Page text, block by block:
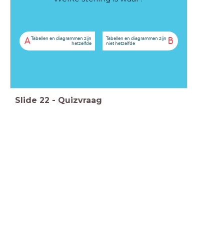
ATabellen en diagrammen zijn
hetzelfde
B
Tabellen en diagrammen zijn
niet hetzelfde
Slide 22 - Quizvraag